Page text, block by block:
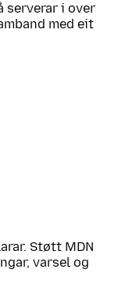
serverar i over
med eit
Støtt MDN
varsel og